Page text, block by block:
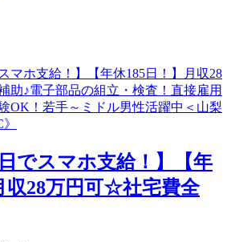
でスマホ支給！】【年
収28万円可☆社宅費全